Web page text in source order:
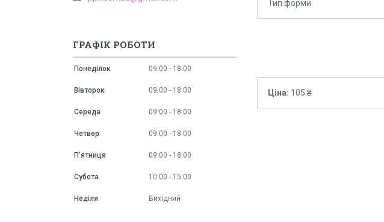
Тип форми
Ціна: 105 ₴
ГРАФІК РОБОТИ
Понеділок 09:00 18:00
Вівторок 09:00 18:00
Середа 09:00 18:00
Четвер 09:00 18:00
Пʼятниця 09:00 18:00
Субота 10:00 15:00
Неділя Вихідний